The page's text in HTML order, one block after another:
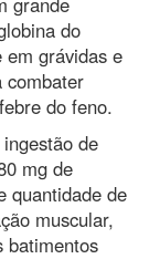
do
em grávidas e
combater
do feno.
de
mg de
quantidade de
muscular,
batimentos